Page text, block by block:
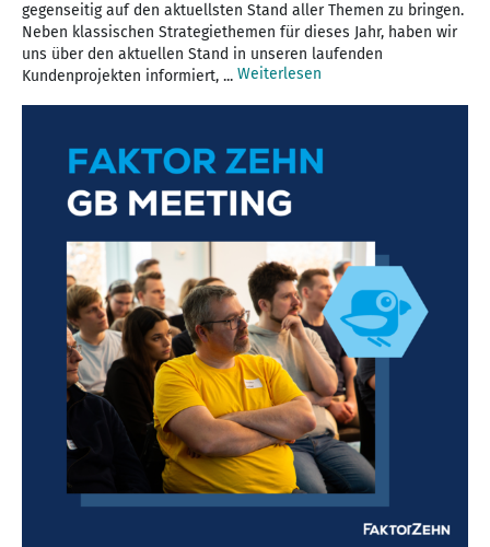
gegenseitig auf den aktuellsten Stand aller Themen zu bringen.
Neben klassischen Strategiethemen für dieses Jahr, haben wir
uns über den aktuellen Stand in unseren laufenden
Kundenprojekten informiert, ... Weiterlesen